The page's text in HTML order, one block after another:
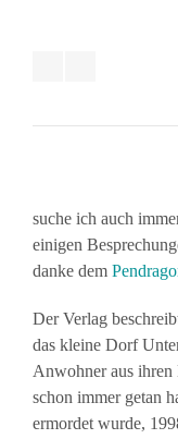
suche ich auch
einigen
danke dem
Der Verlag
das kleine Dorf
Anwohner aus ihren
schon immer getan
ermordet wurde,